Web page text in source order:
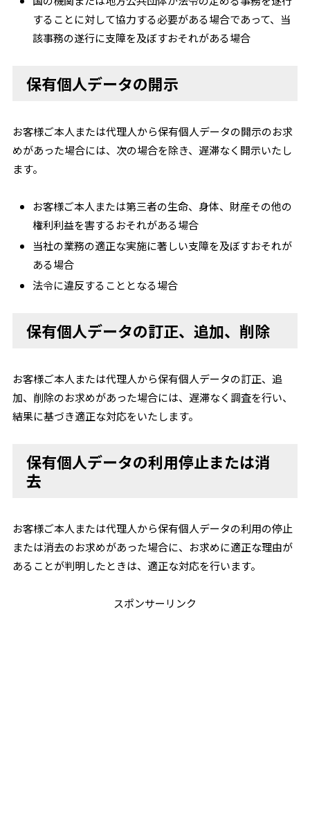
することに対して協力する必要がある場合であって、当
該事務の遂行に支障を及ぼすおそれがある場合
保有個人データの開示
お客様ご本人または代理人から保有個人データの開示のお求
めがあった場合には、次の場合を除き、遅滞なく開示いたし
ます。
お客様ご本人または第三者の生命、身体、財産その他の
権利利益を害するおそれがある場合
当社の業務の適正な実施に著しい支障を及ぼすおそれが
ある場合
法令に違反することとなる場合
保有個人データの訂正、追加、削除
お客様ご本人または代理人から保有個人データの訂正、追
加、削除のお求めがあった場合には、遅滞なく調査を行い、
結果に基づき適正な対応をいたします。
保有個人データの利用停止または消
去
お客様ご本人または代理人から保有個人データの利用の停止
または消去のお求めがあった場合に、お求めに適正な理由が
あることが判明したときは、適正な対応を行います。
スポンサーリンク